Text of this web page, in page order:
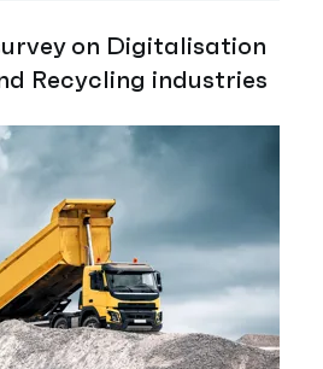
on Digitalisation
Recycling industries